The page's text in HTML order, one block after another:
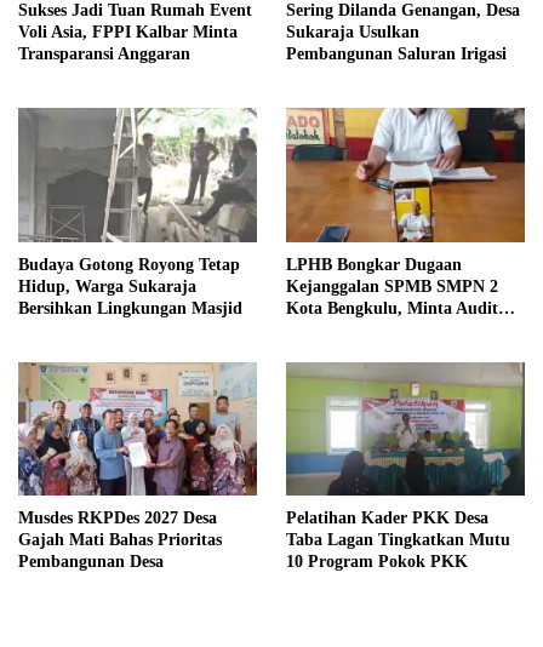
Sukses Jadi Tuan Rumah Event
Voli Asia, FPPI Kalbar Minta
Transparansi Anggaran
Sering Dilanda Genangan, Desa
Sukaraja Usulkan
Pembangunan Saluran Irigasi
Budaya Gotong Royong Tetap
Hidup, Warga Sukaraja
Bersihkan Lingkungan Masjid
LPHB Bongkar Dugaan
Kejanggalan SPMB SMPN 2
Kota Bengkulu, Minta Audit
Musdes RKPDes 2027 Desa
Gajah Mati Bahas Prioritas
Pembangunan Desa
Pelatihan Kader PKK Desa
Taba Lagan Tingkatkan Mutu
10 Program Pokok PKK